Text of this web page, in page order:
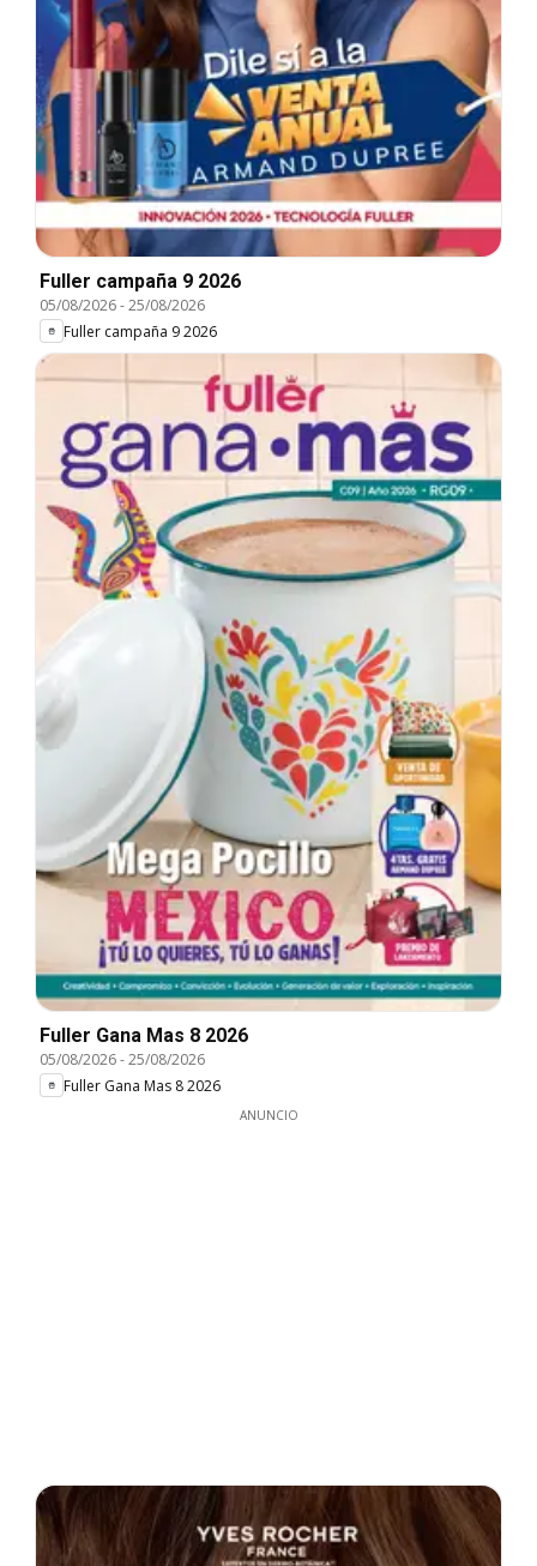
Fuller campaña 9 2026
05/08/2026-25/08/2026
Fuller campaña 9 2026
Fuller Gana Mas 8 2026
05/08/2026-25/08/2026
Fuller Gana Mas 8 2026
ANUNCIO